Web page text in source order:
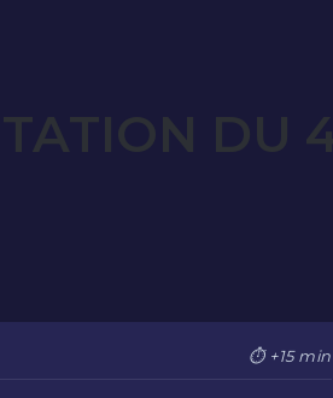
DU 4
⏱ +15 min